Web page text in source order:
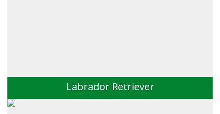
Labrador Retriever